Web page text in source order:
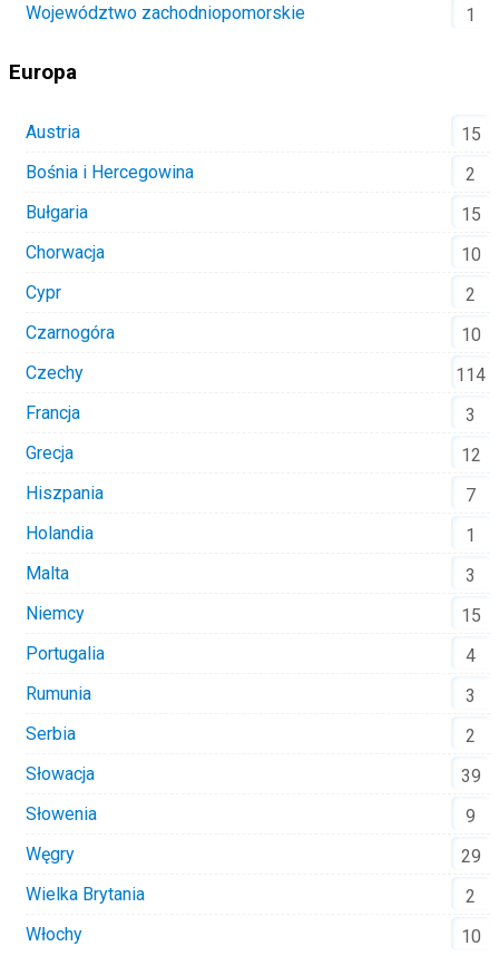
Województwo zachodniopomorskie
1
Europa
Austria
15
Bośnia i Hercegowina
2
Bułgaria
15
Chorwacja
10
Cypr
2
Czarnogóra
10
Czechy
114
Francja
3
Grecja
12
Hiszpania
7
Holandia
1
Malta
3
Niemcy
15
Portugalia
4
Rumunia
3
Serbia
2
Słowacja
39
Słowenia
9
Węgry
29
Wielka Brytania
2
Włochy
10